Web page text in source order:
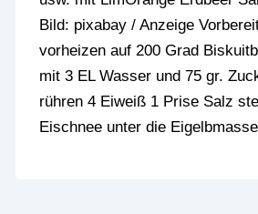
Bild: pixabay / Anzeige
vorheizen auf 200 Grad
mit 3 EL Wasser und 75 gr.
rühren 4 Eiweiß 1 Prise Salz
Eischnee unter die